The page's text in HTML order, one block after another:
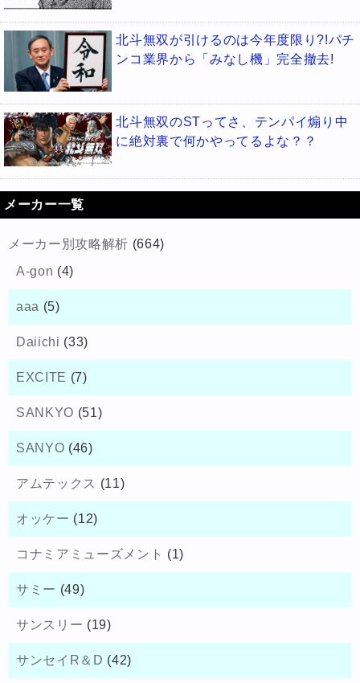
北斗無双が引けるのは今年度限り?!パチ
ンコ業界から「みなし機」完全撤去!
北斗無双のSTってさ、テンパイ煽り中
に絶対裏で何かやってるよな？？
メーカー一覧
メーカー別攻略解析 (664)
A-gon (4)
aaa (5)
Daiichi (33)
EXCITE (7)
SANKYO (51)
SANYO (46)
アムテックス (11)
オッケー (12)
コナミアミューズメント (1)
サミー (49)
サンスリー (19)
サンセイR＆D (42)